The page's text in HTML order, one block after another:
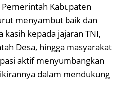
Kabupaten
menyambut baik dan
kepada jajaran TNI,
Desa, hingga masyarakat
aktif menyumbangkan
dalam mendukung